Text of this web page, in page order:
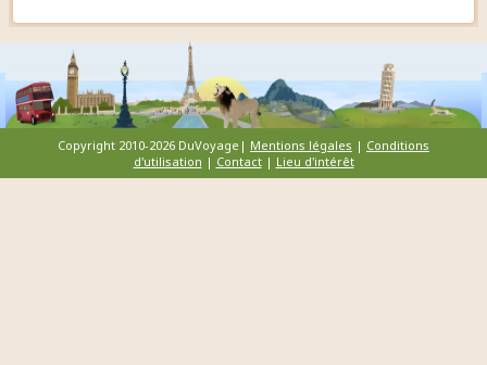
Copyright 2010-2026 DuVoyage| Mentions légales | Conditions
d'utilisation | Contact| Lieu d'intérêt